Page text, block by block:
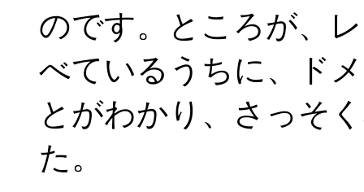
のです。ところが、
べているうちに、ド
とがわかり、さっそ
た。